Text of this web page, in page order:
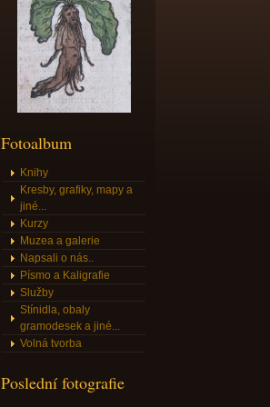
Fotoalbum
Knihy
Kresby, grafiky, mapy a
jiné...
Kurzy
Muzea a galerie
Napsali o nás..
Písmo a Kaligrafie
Služby
Stínidla, obaly
gramodesek a jiné...
Volná tvorba
Poslední fotografie